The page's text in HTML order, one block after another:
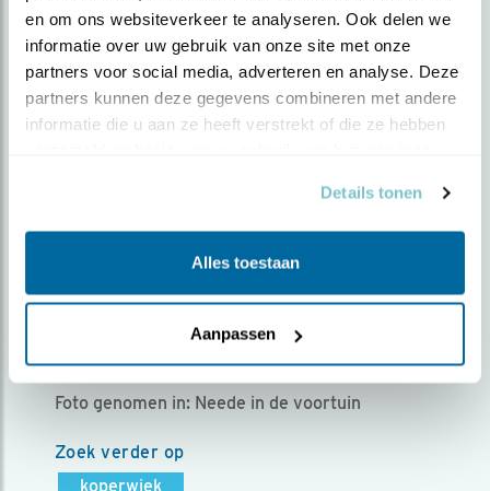
en om ons websiteverkeer te analyseren. Ook delen we
informatie over uw gebruik van onze site met onze
partners voor social media, adverteren en analyse. Deze
partners kunnen deze gegevens combineren met andere
informatie die u aan ze heeft verstrekt of die ze hebben
Details tonen
Alles toestaan
Aanpassen
WINTERGAST HIER. ZE
BROEDEN IN SCANDINAVIË
EN RUSLAND. IN DE
WINTER VAAK HIER TE
typische wintergast. Hij broedt in Scandinavië
en Rusland en is in de winter soms met
massaal bij ons te vinden.
Foto genomen in: Neede in de voortuin
Zoek verder op
koperwiek